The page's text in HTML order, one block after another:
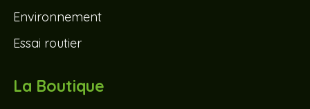
Environnement
Essai routier
La Boutique